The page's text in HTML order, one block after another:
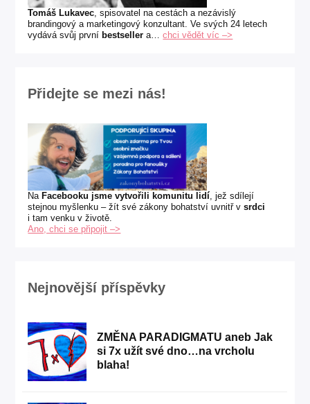
Tomáš Lukavec , spisovatel na cestách a nezávislý
brandingový a marketingový konzultant. Ve svých 24 letech
vydává svůj první bestseller a…chci vědět víc –>
Přidejte se mezi nás!
NaFacebooku jsme vytvořili komunitu lidí , jež sdílejí
stejnou myšlenku – žít své zákony bohatství uvnitř vsrdci
i tam venku v životě.
Ano, chci se připojit –>
Nejnovější příspěvky
ZMĚNA PARADIGMATU aneb Jak
si 7x užít své dno…na vrcholu
blaha!